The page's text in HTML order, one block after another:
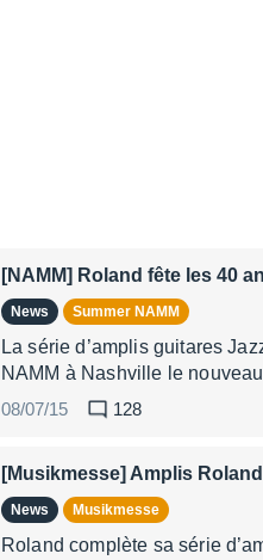
[NAMM] Roland fête les 40
News Summer NAMM
La série d’amplis guitares
NAMM à Nashville le
08/07/15
128
[Musikmesse] Amplis
News Musikmesse
Roland complète sa série